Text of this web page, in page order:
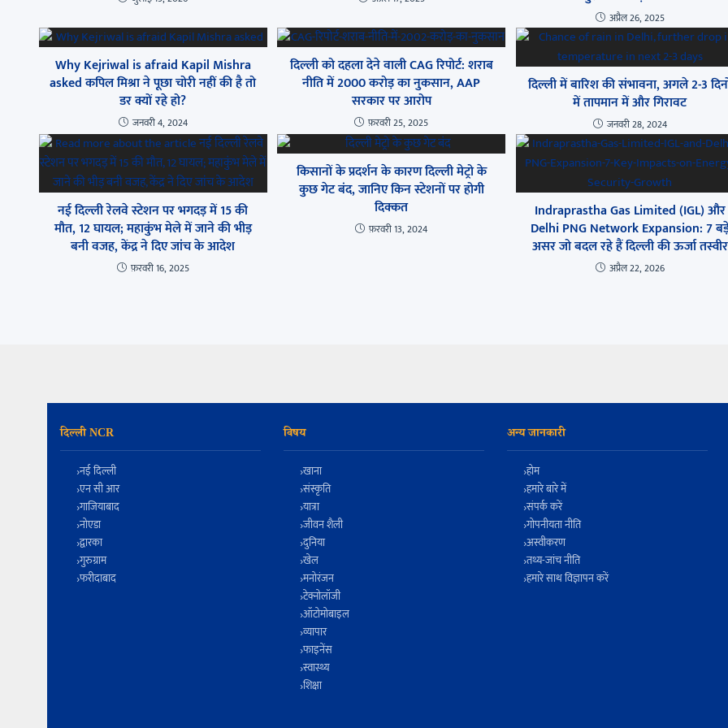
अप्रैल 26, 2025
Why Kejriwal is afraid Kapil Mishra
asked कपिल मिश्रा ने पूछा चोरी नहीं की है तो
डर क्यों रहे हो?
जनवरी 4, 2024
दिल्ली को दहला देने वाली CAG रिपोर्ट: शराब
नीति में 2000 करोड़ का नुकसान, AAP
सरकार पर आरोप
फ़रवरी 25, 2025
दिल्ली में बारिश की संभावना, अगले 2-3
में तापमान में और गिरावट
जनवरी 28, 2024
नई दिल्ली रेलवे स्टेशन पर भगदड़ में 15 की
मौत, 12 घायल; महाकुंभ मेले में जाने की भीड़
बनी वजह, केंद्र ने दिए जांच के आदेश
फ़रवरी 16, 2025
किसानों के प्रदर्शन के कारण दिल्ली मेट्रो के
कुछ गेट बंद, जानिए किन स्टेशनों पर होगी
दिक्कत
फ़रवरी 13, 2024
Indraprastha Gas Limited (IGL) और
Delhi PNG Network Expansion: 7
असर जो बदल रहे हैं दिल्ली की ऊर्जा तस्वीर
अप्रैल 22, 2026
दिल्ली NCR
नई दिल्ली
एन सी आर
गाजियाबाद
नोएडा
द्वारका
गुरुग्राम
फरीदाबाद
विषय
खाना
संस्कृति
यात्रा
जीवन शैली
दुनिया
खेल
मनोरंजन
टेक्नोलॉजी
ऑटोमोबाइल
व्यापार
फाइनेंस
स्वास्थ्य
शिक्षा
अन्य जानकारी
होम
हमारे बारे में
संपर्क करें
गोपनीयता नीति
अस्वीकरण
तथ्य-जांच नीति
हमारे साथ विज्ञापन करें